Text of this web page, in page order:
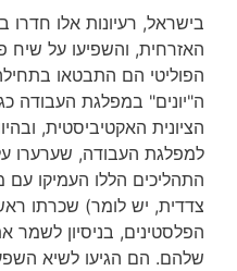
בישראל, רעיונות אלו
האזרחית, והשפיעו על שיח
הפוליטי הם התבטאו
ה"יונים" במפלגת העבודה
הציונית האקטיביסטית,
למפלגת העבודה, שערערו
צדדית, יש לומר) שכרתו
הפלסטינים, בניסיון לשמר
שלהם. הם הגיעו לשיא